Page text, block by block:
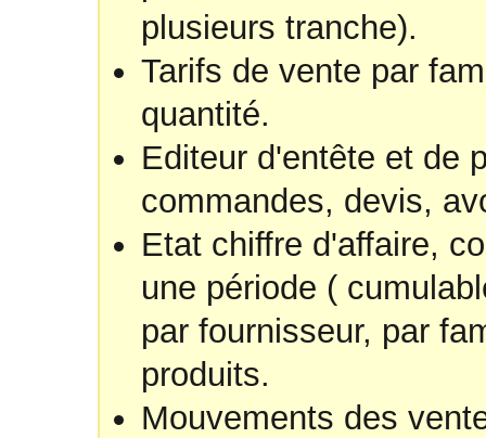
plusieurs tranche).
Tarifs de vente par
quantité.
Editeur d'entête et de
commandes, devis,
Etat chiffre d'affaire,
une période (
par fournisseur, par
produits.
Mouvements des